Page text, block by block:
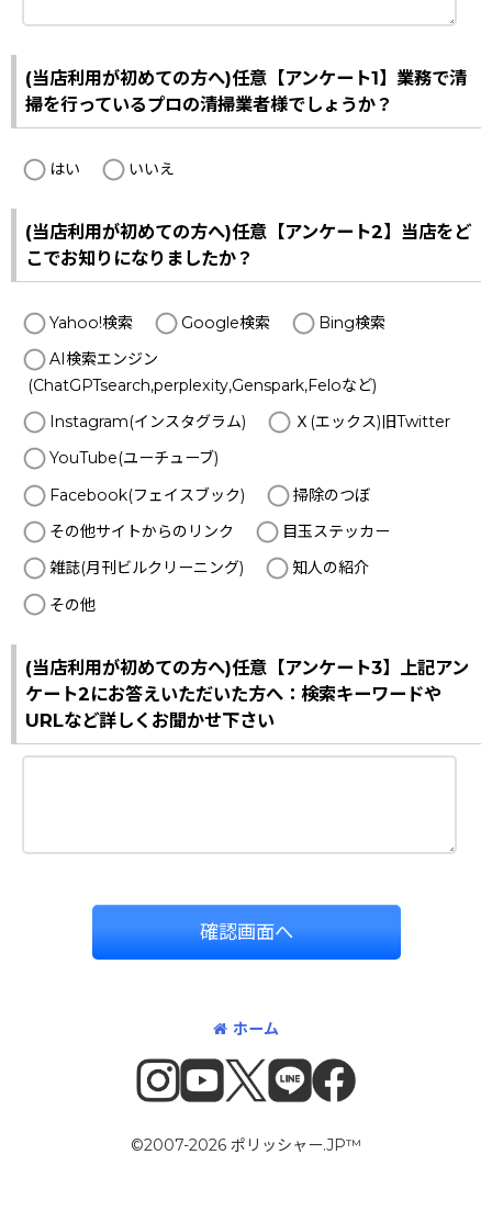
(当店利用が初めての方へ)任意【アンケート1】業務で清
掃を行っているプロの清掃業者様でしょうか？
はい いいえ
(当店利用が初めての方へ)任意【アンケート2】当店をど
こでお知りになりましたか？
Yahoo!検索 Google検索
Bing検索
AI検索エンジン
(ChatGPTsearch,perplexity,Genspark,Feloなど)
Instagram(インスタグラム)
Ｘ(エックス)旧Twitter
YouTube(ユーチューブ)
Facebook(フェイスブック)
掃除のつぼ
その他サイトからのリンク
目玉ステッカー
雑誌(月刊ビルクリーニング)
知人の紹介
その他
(当店利用が初めての方へ)任意【アンケート3】上記アン
ケート2にお答えいただいた方へ：検索キーワードや
URLなど詳しくお聞かせ下さい
確認画面へ
ホーム
©2007-2026 ポリッシャー.JP™